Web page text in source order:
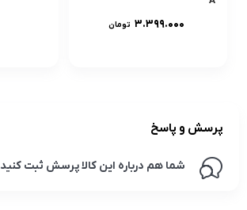
۳.۳۹۹.۰۰۰ تومان
پرسش و پاسخ
شما هم درباره این کالا پرسش ثبت کنید